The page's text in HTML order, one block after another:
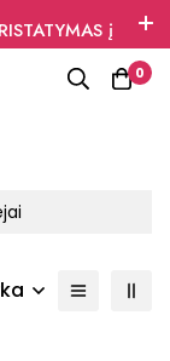
į
0